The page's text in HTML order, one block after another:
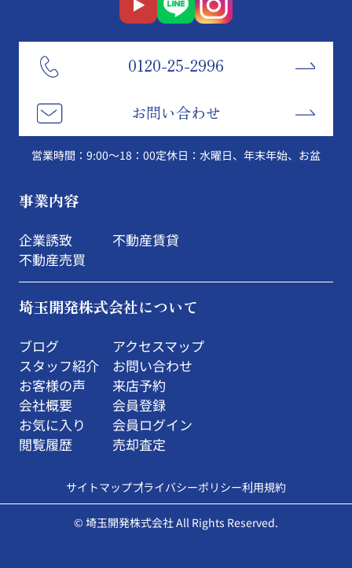
0120-25-2996
お問い合わせ
営業時間：9:00～18：00定休日：水曜日、年末年始、お盆
事業内容
企業誘致
不動産売買
不動産賃貸
埼玉開発株式会社について
ブログ
スタッフ紹介
お客様の声
会社概要
お気に入り
閲覧履歴
アクセスマップ
お問い合わせ
来店予約
会員登録
会員ログイン
売却査定
サイトマッププライバシーポリシー利用規約
© 埼玉開発株式会社 All Rights Reserved.